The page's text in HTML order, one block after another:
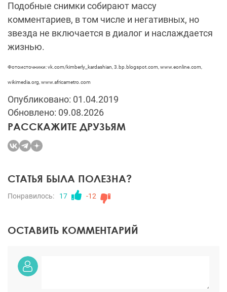
Подобные снимки собирают массу
комментариев, в том числе и негативных, но
звезда не включается в диалог и наслаждается
жизнью.
Фотоисточники: vk.com/kimberly_kardashian, 3.bp.blogspot.com, www.eonline.com,
wikimedia.org, www.africametro.com
Опубликовано: 01.04.2019
Обновлено: 09.08.2026
РАССКАЖИТЕ ДРУЗЬЯМ
СТАТЬЯ БЫЛА ПОЛЕЗНА?
Понравилось: 17 -12
ОСТАВИТЬ КОММЕНТАРИЙ